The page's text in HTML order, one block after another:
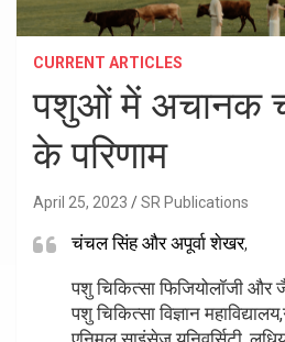
CURRENT ARTICLES
पशुओं में अचानक
के परिणाम
April 25, 2023 SR Publications
चंचल सिंह और अपूर्वा शेखर,
पशु चिकित्सा फिजियोलॉजी और
पशु चिकित्सा विज्ञान